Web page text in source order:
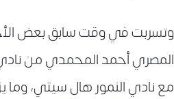
وتسربت في وقت سابق بعض
المصري أحمد المحمدي من
مع نادي النمور هال سيتي،